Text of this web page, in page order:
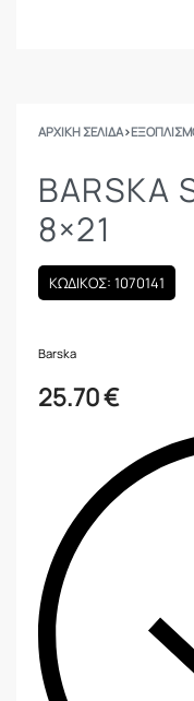
ΑΡΧΙΚΉ ΣΕΛΊΔΑ›
BARSKA
8×21
ΚΩΔΙΚΟΣ: 1070141
Barska
25.70€